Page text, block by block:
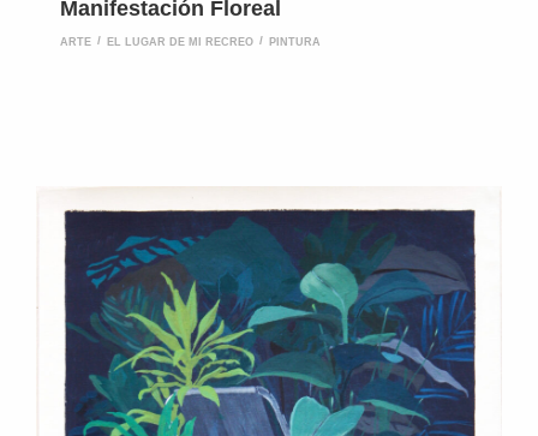
Manifestación Floreal
ARTE EL LUGAR DE MI RECREO PINTURA